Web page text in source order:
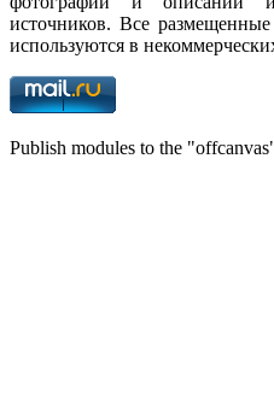
источников. Все
используются в
Publish modules to the